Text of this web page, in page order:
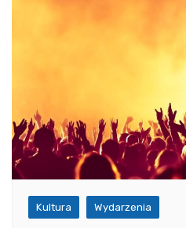
Kultura Wydarzenia